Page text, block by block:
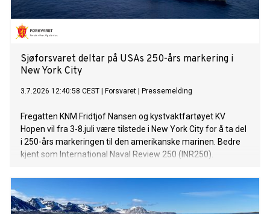
Sjøforsvaret deltar på USAs 250-års markering i
New York City
3.7.2026 12:40:58 CEST Forsvaret Pressemelding
Fregatten KNM Fridtjof Nansen og kystvaktfartøyet KV
Hopen vil fra 3-8.juli være tilstede i New York City for å ta del
i 250-års markeringen til den amerikanske marinen. Bedre
kjent som International Naval Review 250 (INR250).